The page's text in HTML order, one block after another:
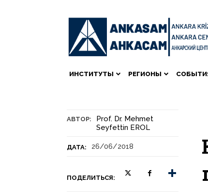
ИНСТИТУТЫ РЕГИОНЫ
АВТОР:
Prof. Dr. Mehmet
Seyfettin EROL
ДАТА: 26/06/2018
ПОДЕЛИТЬСЯ: